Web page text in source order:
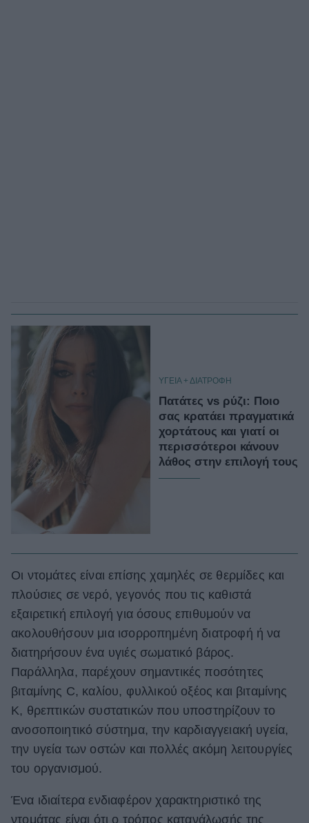
ΥΓΕΙΑ + ΔΙΑΤΡΟΦΗ
Πατάτες vs ρύζι: Ποιο
σας κρατάει πραγματικά
χορτάτους και γιατί οι
περισσότεροι κάνουν
λάθος στην επιλογή τους
Οι ντομάτες είναι επίσης χαμηλές σε θερμίδες και
πλούσιες σε νερό, γεγονός που τις καθιστά
εξαιρετική επιλογή για όσους επιθυμούν να
ακολουθήσουν μια ισορροπημένη διατροφή ή να
διατηρήσουν ένα υγιές σωματικό βάρος.
Παράλληλα, παρέχουν σημαντικές ποσότητες
βιταμίνης C, καλίου, φυλλικού οξέος και βιταμίνης
Κ, θρεπτικών συστατικών που υποστηρίζουν το
ανοσοποιητικό σύστημα, την καρδιαγγειακή υγεία,
την υγεία των οστών και πολλές ακόμη λειτουργίες
του οργανισμού.
Ένα ιδιαίτερα ενδιαφέρον χαρακτηριστικό της
ντομάτας είναι ότι ο τρόπος κατανάλωσής της